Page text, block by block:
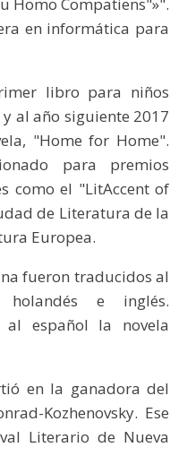
en informática para
libro para niños
al año siguiente 2017
"Home for Home".
para premios
como el "LitAccent of
de Literatura de la
Europea.
fueron traducidos al
holandés e inglés.
al español la novela
en la ganadora del
Kozhenovsky. Ese
Literario de Nueva